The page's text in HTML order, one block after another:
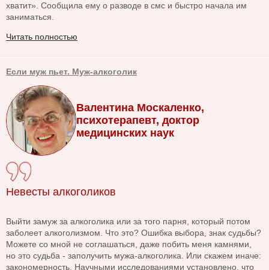
хватит». Сообщила ему о разводе в смс и быстро начала им
заниматься.
Читать полностью
Если муж пьет. Муж-алкоголик
Валентина Москаленко,
психотерапевт, доктор
медицинских наук
Невесты алкоголиков
Выйти замуж за алкоголика или за того парня, который потом
заболеет алкоголизмом. Что это? Ошибка выбора, знак судьбы?
Можете со мной не соглашаться, даже побить меня камнями,
но это судьба - заполучить мужа-алкоголика. Или скажем иначе:
закономерность. Научными исследованиями установлено, что